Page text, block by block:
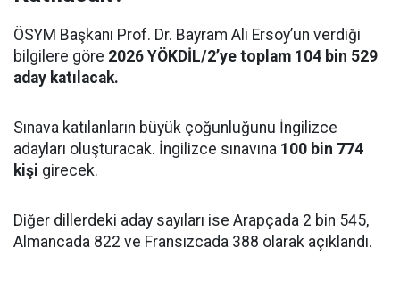
ÖSYM Başkanı Prof. Dr. Bayram Ali Ersoy’un verdiği
bilgilere göre 2026 YÖKDİL/2’ye toplam 104 bin 529
aday katılacak.
Sınava katılanların büyük çoğunluğunu İngilizce
adayları oluşturacak. İngilizce sınavına 100 bin 774
kişi girecek.
Diğer dillerdeki aday sayıları ise Arapçada 2 bin 545,
Almancada 822 ve Fransızcada 388 olarak açıklandı.